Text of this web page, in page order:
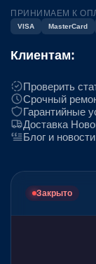
ПРИНИМАЕМ К
VISA MasterCard
Клиентам:
Проверить
Срочный
Гарантийные
Доставка
Блог и новости
Закрыто